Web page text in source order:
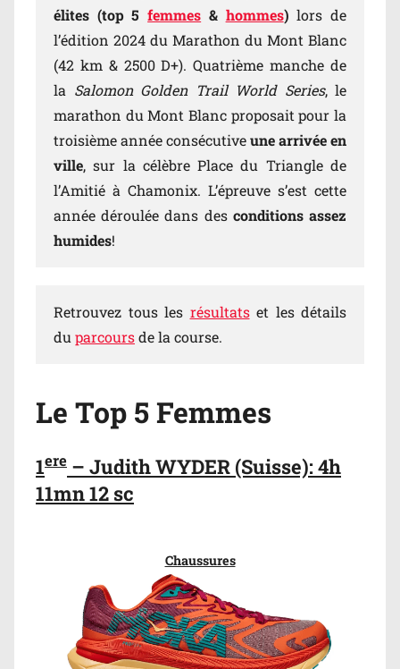
élites (top 5femmes & hommes) lors de
l’édition 2024 du Marathon du Mont Blanc
(42 km & 2500 D+). Quatrième manche de
la Salomon Golden Trail World Series, le
marathon du Mont Blanc proposait pour la
troisième année consécutiveune arrivée en
ville, sur la célèbre Place du Triangle de
l’Amitié à Chamonix. L’épreuve s’est cette
année déroulée dans desconditions assez
humides!
Retrouvez tous les résultatset les détails
du parcoursde la course.
Le Top 5 Femmes
1ere – Judith WYDER (Suisse): 4h
11mn 12 sc
Chaussures